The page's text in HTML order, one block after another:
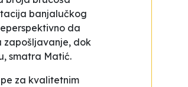
banjalučkog
da
zapošljavanje, dok
smatra Matić.
za kvalitetnim